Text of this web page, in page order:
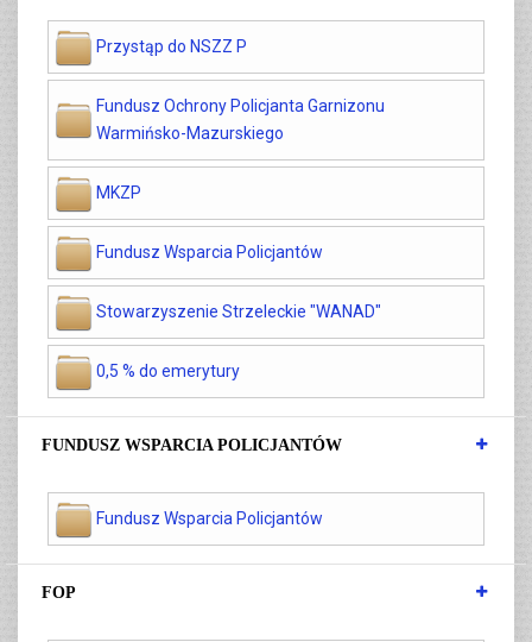
Przystąp do NSZZ P
Fundusz Ochrony Policjanta Garnizonu
Warmińsko-Mazurskiego
MKZP
Fundusz Wsparcia Policjantów
Stowarzyszenie Strzeleckie "WANAD"
0,5 % do emerytury
FUNDUSZ WSPARCIA POLICJANTÓW
Fundusz Wsparcia Policjantów
FOP